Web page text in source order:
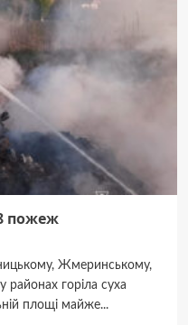
пожеж
Жмеринському,
районах горіла суха
площі майже...